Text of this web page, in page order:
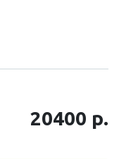
20400 р.